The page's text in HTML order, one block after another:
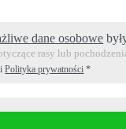
dane osobowe
rasy lub
iPolityka prywatności *